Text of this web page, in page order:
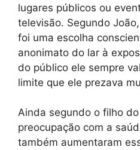
lugares públicos ou
televisão. Segundo
foi uma escolha
anonimato do lar à
do público ele sempre
limite que ele prezava
Ainda segundo o filho
preocupação com a
também aumentaram